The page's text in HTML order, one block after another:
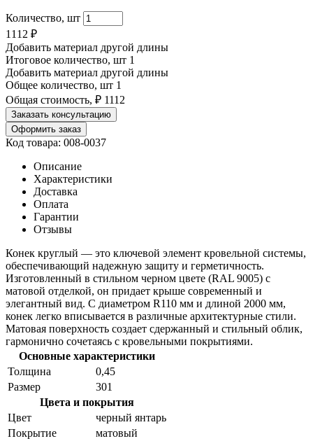
Количество, шт
1112 ₽
Добавить материал другой длины
Итоговое количество, шт 1
Добавить материал другой длины
Общее количество, шт 1
Общая стоимость, ₽ 1112
Заказать консультацию
Оформить заказ
Код товара: 008-0037
Описание
Характеристики
Доставка
Оплата
Гарантии
Отзывы
Конек круглый — это ключевой элемент кровельной системы,
обеспечивающий надежную защиту и герметичность.
Изготовленный в стильном черном цвете (RAL 9005) с
матовой отделкой, он придает крыше современный и
элегантный вид. С диаметром R110 мм и длиной 2000 мм,
конек легко вписывается в различные архитектурные стили.
Матовая поверхность создает сдержанный и стильный облик,
гармонично сочетаясь с кровельными покрытиями.
Основные характеристики
Толщина
0,45
Размер
301
Цвета и покрытия
Цвет
черный янтарь
Покрытие
матовый